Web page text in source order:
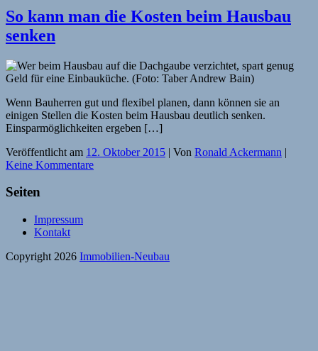
So kann man die Kosten beim Hausbau
senken
Wenn Bauherren gut und flexibel planen, dann können sie an
einigen Stellen die Kosten beim Hausbau deutlich senken.
Einsparmöglichkeiten ergeben […]
Veröffentlicht am 12. Oktober 2015 | Von Ronald Ackermann |
Keine Kommentare
Seiten
Impressum
Kontakt
Copyright 2026 Immobilien-Neubau